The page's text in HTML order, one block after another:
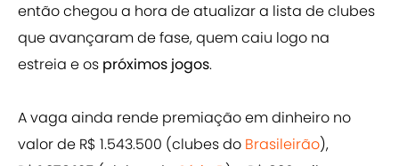
então chegou a hora de atualizar a lista de clubes
que avançaram de fase, quem caiu logo na
estreia e os próximos jogos.
A vaga ainda rende premiação em dinheiro no
valor de R$ 1.543.500 (clubes do Brasileirão),